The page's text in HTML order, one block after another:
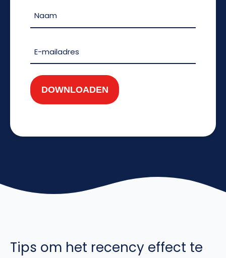
Naam
(Vereist)
E-
mailadres
(Vereist)
DOWNLOADEN
Tips om het recency effect te